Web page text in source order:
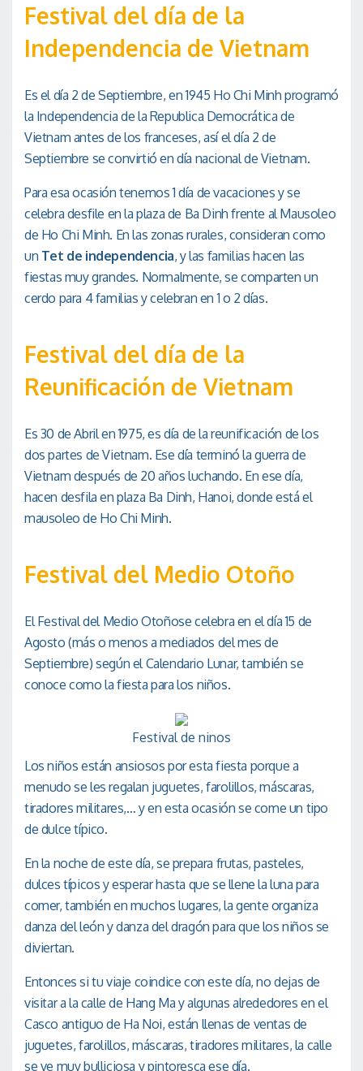
Festival del día de la
Independencia de Vietnam
Es el día 2 de Septiembre, en 1945 Ho Chi Minh programó
la Independencia de la Republica Democrática de
Vietnam antes de los franceses, así el día 2 de
Septiembre se convirtió en día nacional de Vietnam.
Para esa ocasión tenemos 1 día de vacaciones y se
celebra desfile en la plaza de Ba Dinh frente al Mausoleo
de Ho Chi Minh. En las zonas rurales, consideran como
un Tet de independencia, y las familias hacen las
fiestas muy grandes. Normalmente, se comparten un
cerdo para 4 familias y celebran en 1 o 2 días.
Festival del día de la
Reunificación de Vietnam
Es 30 de Abril en 1975, es día de la reunificación de los
dos partes de Vietnam. Ese día terminó la guerra de
Vietnam después de 20 años luchando. En ese día,
hacen desfila en plaza Ba Dinh, Hanoi, donde está el
mausoleo de Ho Chi Minh.
Festival del Medio Otoño
El Festival del Medio Otoñose celebra en el día 15 de
Agosto (más o menos a mediados del mes de
Septiembre) según el Calendario Lunar, también se
conoce como la fiesta para los niños.
Festival de ninos
Los niños están ansiosos por esta fiesta porque a
menudo se les regalan juguetes, farolillos, máscaras,
tiradores militares,… y en esta ocasión se come un tipo
de dulce típico.
En la noche de este día, se prepara frutas, pasteles,
dulces típicos y esperar hasta que se llene la luna para
comer, también en muchos lugares, la gente organiza
danza del león y danza del dragón para que los niños se
diviertan.
Entonces si tu viaje coindice con este día, no dejas de
visitar a la calle de Hang Ma y algunas alrededores en el
Casco antiguo de Ha Noi, están llenas de ventas de
juguetes, farolillos, máscaras, tiradores militares, la calle
se ve muy bulliciosa y pintoresca ese día.